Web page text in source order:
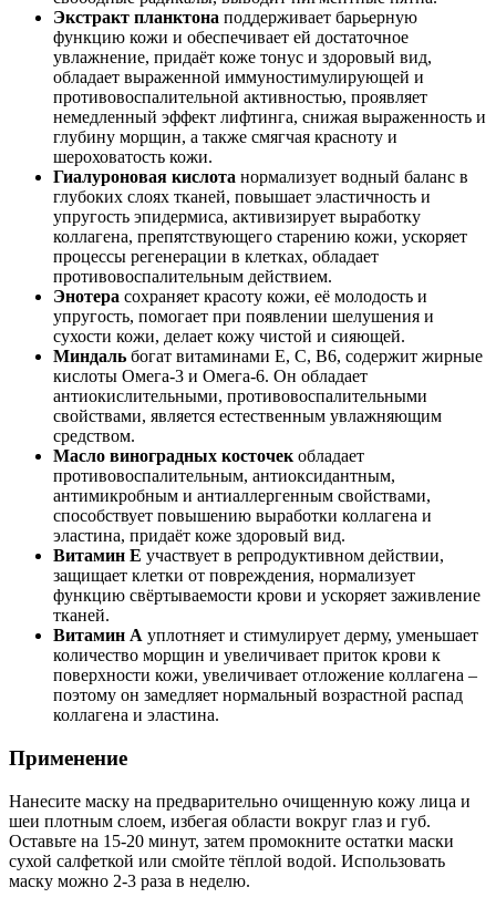
Экстракт планктона поддерживает барьерную
функцию кожи и обеспечивает ей достаточное
увлажнение, придаёт коже тонус и здоровый вид,
обладает выраженной иммуностимулирующей и
противовоспалительной активностью, проявляет
немедленный эффект лифтинга, снижая выраженность и
глубину морщин, а также смягчая красноту и
шероховатость кожи.
Гиалуроновая кислота нормализует водный баланс в
глубоких слоях тканей, повышает эластичность и
упругость эпидермиса, активизирует выработку
коллагена, препятствующего старению кожи, ускоряет
процессы регенерации в клетках, обладает
противовоспалительным действием.
Энотера сохраняет красоту кожи, её молодость и
упругость, помогает при появлении шелушения и
сухости кожи, делает кожу чистой и сияющей.
Миндаль богат витаминами E, C, B6, содержит жирные
кислоты Омега-3 и Омега-6. Он обладает
антиокислительными, противовоспалительными
свойствами, является естественным увлажняющим
средством.
Масло виноградных косточек обладает
противовоспалительным, антиоксидантным,
антимикробным и антиаллергенным свойствами,
способствует повышению выработки коллагена и
эластина, придаёт коже здоровый вид.
Витамин Е участвует в репродуктивном действии,
защищает клетки от повреждения, нормализует
функцию свёртываемости крови и ускоряет заживление
тканей.
Витамин А уплотняет и стимулирует дерму, уменьшает
количество морщин и увеличивает приток крови к
поверхности кожи, увеличивает отложение коллагена –
поэтому он замедляет нормальный возрастной распад
коллагена и эластина.
Применение
Нанесите маску на предварительно очищенную кожу лица и
шеи плотным слоем, избегая области вокруг глаз и губ.
Оставьте на 15-20 минут, затем промокните остатки маски
сухой салфеткой или смойте тёплой водой. Использовать
маску можно 2-3 раза в неделю.